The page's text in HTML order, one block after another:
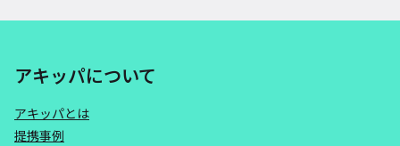
アキッパについて
アキッパとは
提携事例